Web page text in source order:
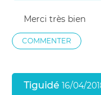
Merci très bien
COMMENTER
Tiguidé 16/04/